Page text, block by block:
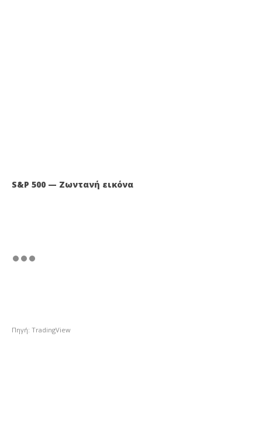
S&P 500 — Ζωντανή εικόνα
Πηγή: TradingView